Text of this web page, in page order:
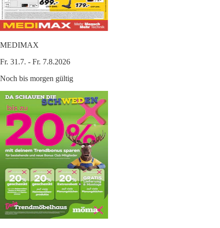
MEDIMAX
Fr. 31.7. - Fr. 7.8.2026
Noch bis morgen gültig